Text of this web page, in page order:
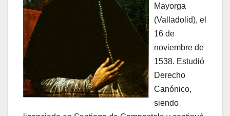
Mayorga
(Valladolid), el
16 de
noviembre de
1538. Estudió
Derecho
Canónico,
siendo